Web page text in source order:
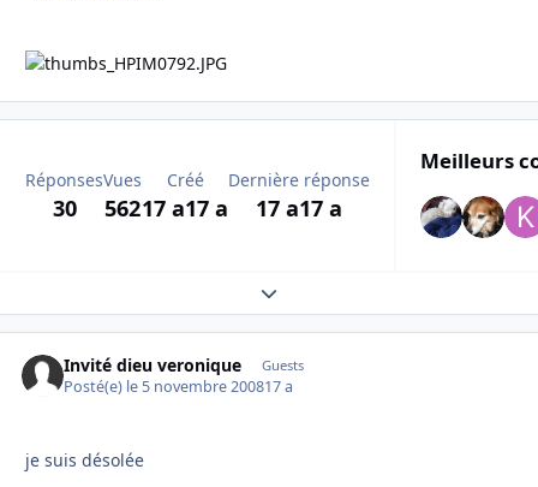
Réponses
30
Vues
562
Créé
17 a17 a
Dernière réponse
17 a17 a
Meilleurs
Expand topic overview
Invité dieu veronique Guests
Posté(e) le 5 novembre 200817 a
je suis désolée